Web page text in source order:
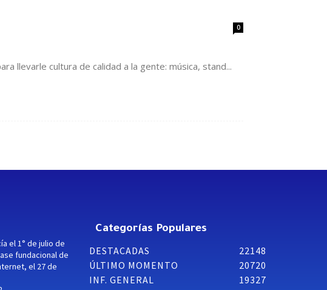
0
llevarle cultura de calidad a la gente: música, stand...
el 1° de julio de
fundacional de
el 27 de
Categorías Populares
DESTACADAS
22148
ÚLTIMO MOMENTO
20720
INF. GENERAL
19327